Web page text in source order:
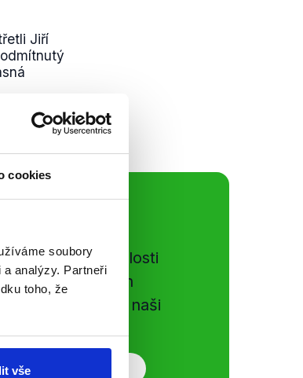
cookies
soubory
analýzy. Partneři
toho, že
vše
Jiří
nejnovější události
Sdílením našich
podpoříte naši